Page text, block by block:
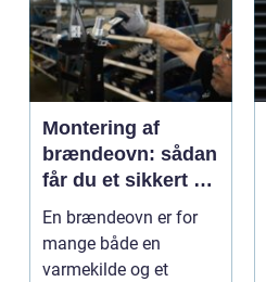
Montering af
brændeovn: sådan
får du et sikkert og
smukt resultat
En brændeovn er for
mange både en
varmekilde og et